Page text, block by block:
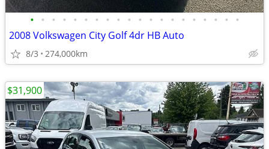
• • • • • • • • • • • • • • • • • • • •
2008 Volkswagen City Golf 4dr HB Auto
8/3 274,000km
$31,900